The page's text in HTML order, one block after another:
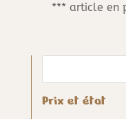
*** article en
Prix et état